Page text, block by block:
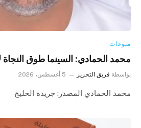
منوعات
محمد الحمادي: السينما طوق
بواسطة فريق التحرير 5 أغسطس، 2026
محمد الحمادي المصدر: جريدة الخليج